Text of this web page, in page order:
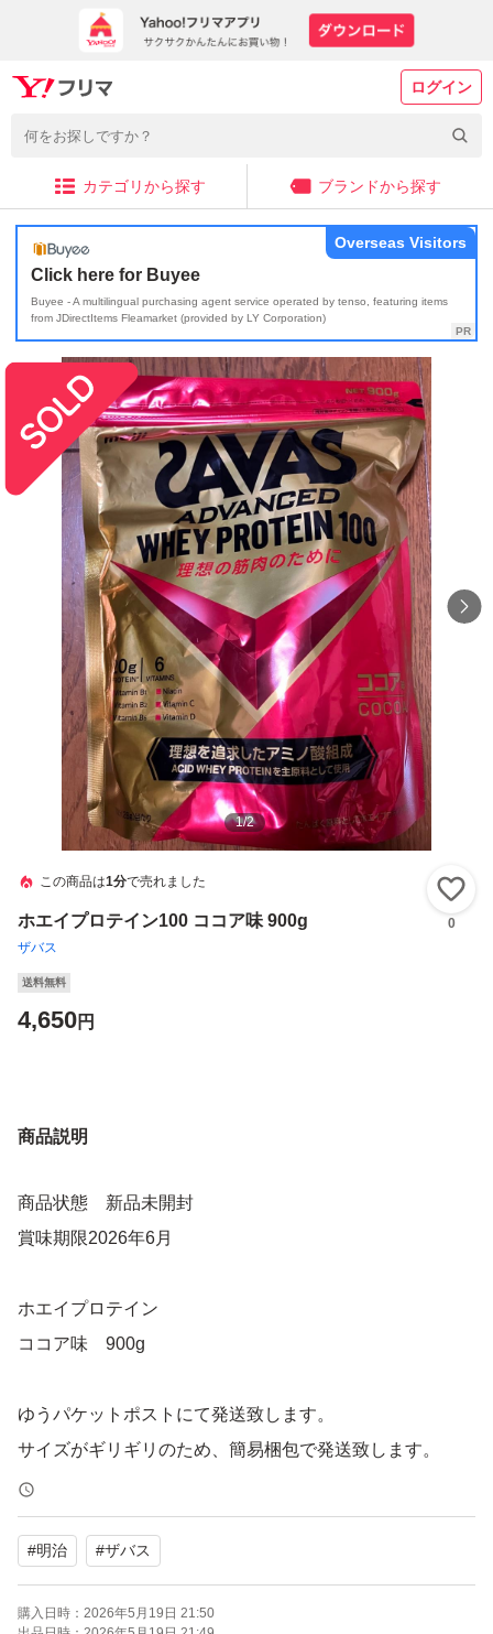
ログイン
カテゴリから探す ブランドから探す
Click here for Buyee
Buyee - A multilingual purchasing agent service operated by tenso, featuring items
from JDirectItems Fleamarket (provided by LY Corporation)
Overseas Visitors
1/2
この商品は1分で売れました
ホエイプロテイン100 ココア味 900g
ザバス
0
送料無料
4,650円
商品説明
商品状態 新品未開封
賞味期限2026年6月
ホエイプロテイン
ココア味 900g
ゆうパケットポストにて発送致します。
サイズがギリギリのため、簡易梱包で発送致します。
検索用
プロテイン
ザバス
マイプロ
#明治 #ザバス
購入日時： 2026年5月19日 21:50